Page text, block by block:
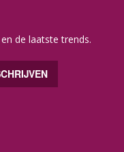
de laatste trends.